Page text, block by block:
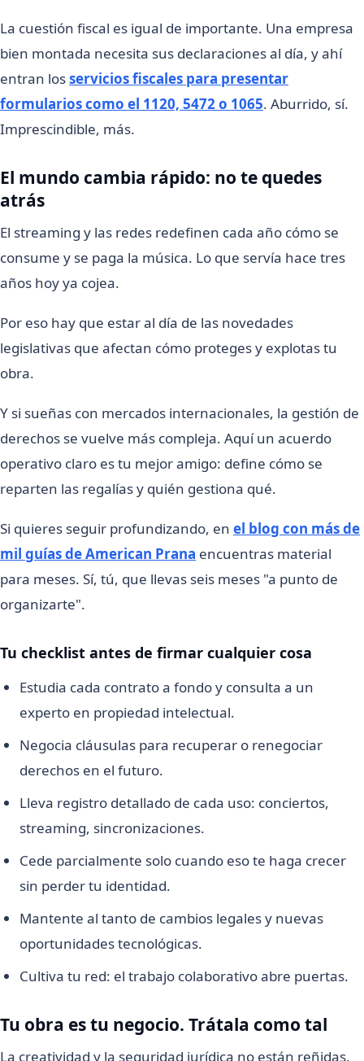
La cuestión fiscal es igual de importante. Una empresa
bien montada necesita sus declaraciones al día, y ahí
entran losservicios fiscales para presentar
formularios como el 1120, 5472 o 1065. Aburrido, sí.
Imprescindible, más.
El mundo cambia rápido: no te quedes
atrás
El streaming y las redes redefinen cada año cómo se
consume y se paga la música. Lo que servía hace tres
años hoy ya cojea.
Por eso hay que estar al día de las novedades
legislativas que afectan cómo proteges y explotas tu
obra.
Y si sueñas con mercados internacionales, la gestión de
derechos se vuelve más compleja. Aquí un acuerdo
operativo claro es tu mejor amigo: define cómo se
reparten las regalías y quién gestiona qué.
Si quieres seguir profundizando, en el blog con más de
mil guías de American Prana encuentras material
para meses. Sí, tú, que llevas seis meses "a punto de
organizarte".
Tu checklist antes de firmar cualquier cosa
Estudia cada contrato a fondo y consulta a un
experto en propiedad intelectual.
Negocia cláusulas para recuperar o renegociar
derechos en el futuro.
Lleva registro detallado de cada uso: conciertos,
streaming, sincronizaciones.
Cede parcialmente solo cuando eso te haga crecer
sin perder tu identidad.
Mantente al tanto de cambios legales y nuevas
oportunidades tecnológicas.
Cultiva tu red: el trabajo colaborativo abre puertas.
Tu obra es tu negocio. Trátala como tal
La creatividad y la seguridad jurídica no están reñidas.